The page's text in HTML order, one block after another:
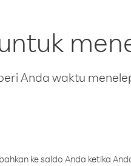
Anda waktu
ke saldo Anda ketika